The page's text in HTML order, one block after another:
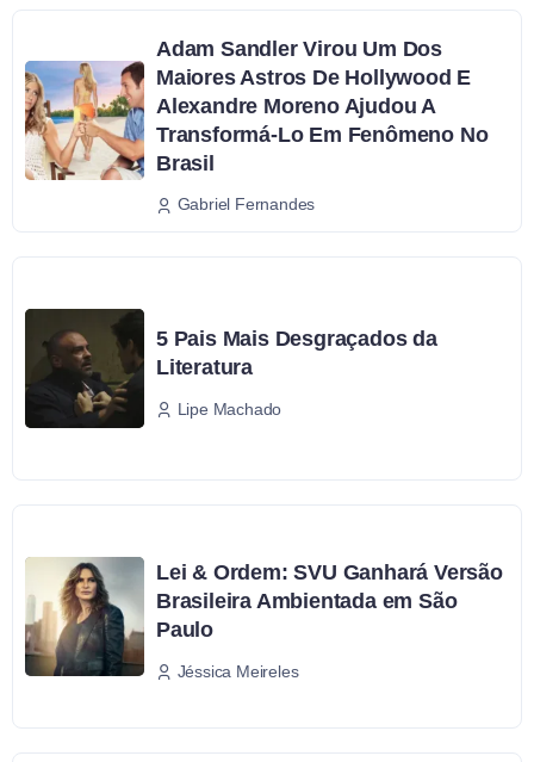
Adam Sandler Virou Um Dos
Maiores Astros De Hollywood E
Alexandre Moreno Ajudou A
Transformá-Lo Em Fenômeno No
Brasil
Gabriel Fernandes
5 Pais Mais Desgraçados da
Literatura
Lipe Machado
Lei & Ordem: SVU Ganhará Versão
Brasileira Ambientada em São
Paulo
Jéssica Meireles